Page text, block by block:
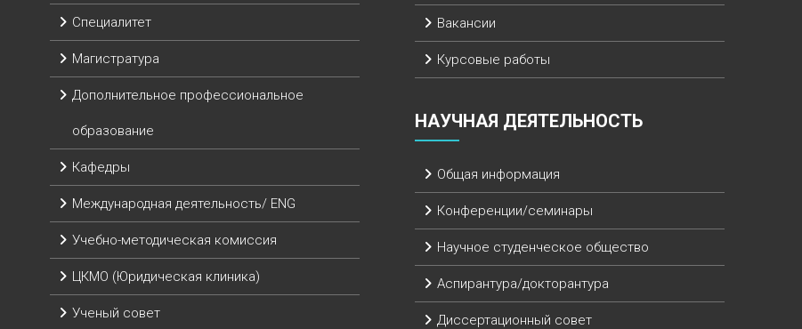
Специалитет
Магистратура
Дополнительное профессиональное
образование
Кафедры
Международная деятельность/ ENG
Учебно-методическая комиссия
ЦКМО (Юридическая клиника)
Ученый совет
Вакансии
Курсовые работы
НАУЧНАЯ ДЕЯТЕЛЬНОСТЬ
Общая информация
Конференции/семинары
Научное студенческое общество
Аспирантура/докторантура
Диссертационный совет